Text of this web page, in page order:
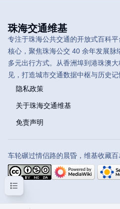
目录
珠海交通维基
专注于珠海公共交通的开放式百科
核心，聚焦珠海公交 40 余年发展脉
多元出行方式。从香洲埠到港珠澳
见，打造城市交通数据中枢与历史记
隐私政策
关于珠海交通维基
免责声明
车轮碾过情侣路的晨昏，维基收藏